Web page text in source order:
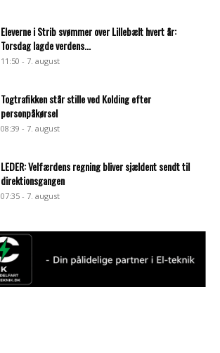
Eleverne i Strib svømmer over Lillebælt hvert år:
Torsdag lagde verdens...
11:50 - 7. august
Togtrafikken står stille ved Kolding efter
personpåkørsel
08:39 - 7. august
LEDER: Velfærdens regning bliver sjældent sendt til
direktionsgangen
07:35 - 7. august